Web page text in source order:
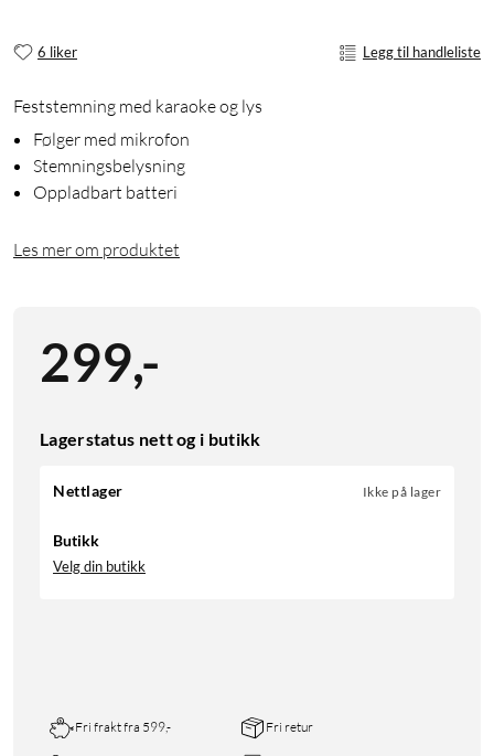
6 liker Legg til handleliste
Feststemning med karaoke og lys
Følger med mikrofon
Stemningsbelysning
Oppladbart batteri
Les mer om produktet
299,-
Lagerstatus nett og i butikk
Nettlager Ikke på lager
Butikk
Velg din butikk
Fri frakt fra 599,- Fri retur